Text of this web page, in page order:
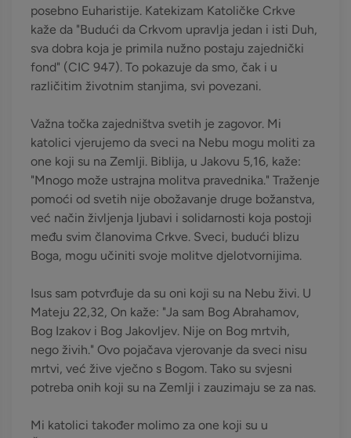
posebno Euharistije. Katekizam Katoličke Crkve
kaže da "Budući da Crkvom upravlja jedan i isti Duh,
sva dobra koja je primila nužno postaju zajednički
fond" (CIC 947). To pokazuje da smo, čak i u
različitim životnim stanjima, svi povezani.
Važna točka zajedništva svetih je zagovor. Mi
katolici vjerujemo da sveci na Nebu mogu moliti za
one koji su na Zemlji. Biblija, u Jakovu 5,16, kaže:
"Mnogo može ustrajna molitva pravednika." Traženje
pomoći od svetih nije obožavanje druge božanstva,
već način življenja ljubavi i solidarnosti koja postoji
među svim članovima Crkve. Sveci, budući blizu
Boga, mogu učiniti svoje molitve djelotvornijima.
Isus sam potvrđuje da su oni koji su na Nebu živi. U
Mateju 22,32, On kaže: "Ja sam Bog Abrahamov,
Bog Izakov i Bog Jakovljev. Nije on Bog mrtvih,
nego živih." Ovo pojačava vjerovanje da sveci nisu
mrtvi, već žive vječno s Bogom. Tako su svjesni
potreba onih koji su na Zemlji i zauzimaju se za nas.
Mi katolici također molimo za one koji su u